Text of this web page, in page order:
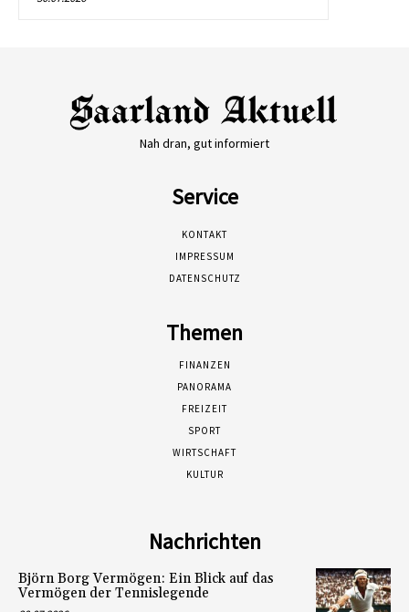
Nah dran, gut informiert
Service
KONTAKT
IMPRESSUM
DATENSCHUTZ
Themen
FINANZEN
PANORAMA
FREIZEIT
SPORT
WIRTSCHAFT
KULTUR
Nachrichten
Björn Borg Vermögen: Ein Blick auf das
Vermögen der Tennislegende